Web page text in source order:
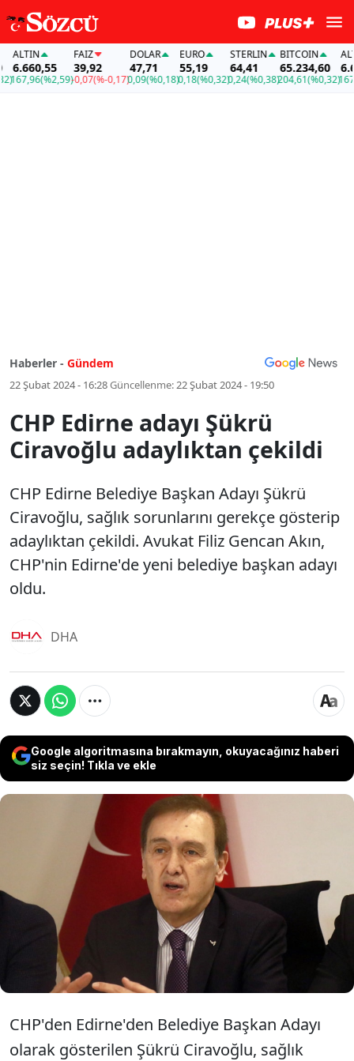
(%2,59)
39,92
-0,07(%-0,17)
DOLAR
47,71
0,09(%0,18)
EURO
55,19
0,18(%0,32)
STERLIN
64,41
0,24(%0,38)
BITCOIN
65.234,60
204,61(%0,32)
ALTIN
167,96
Haberler - Gündem
22 Şubat 2024 - 16:28Güncellenme:22 Şubat 2024 - 19:50
CHP Edirne adayı Şükrü
Ciravoğlu adaylıktan çekildi
CHP Edirne Belediye Başkan Adayı Şükrü
Ciravoğlu, sağlık sorunlarını gerekçe gösterip
adaylıktan çekildi. Avukat Filiz Gencan Akın,
CHP'nin Edirne'de yeni belediye başkan adayı
oldu.
DHA
Google algoritmasına bırakmayın, okuyacağınız haberi
siz seçin! Tıkla ve ekle
CHP Edirne Belediye Başkan Adayı Şükrü
Ciravoğlu, sağlık sorunlarını gerekçe
gösterip adaylıktan çekildi. Avukat Filiz
Gencan Akın, CHP'nin Edirne'de yeni
belediye başkan adayı oldu.
CHP'den Edirne'den Belediye Başkan Adayı
olarak gösterilen Şükrü Ciravoğlu, sağlık